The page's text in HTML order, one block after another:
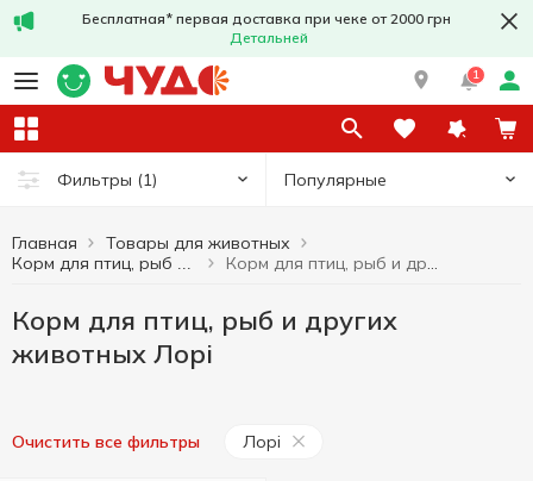
Бесплатная* первая доставка при чеке от 2000 грн
Детальней
1
Фильтры (1) Популярные
Главная Товары для животных
Корм для птиц, рыб и других животных Лорі
Корм для птиц, рыб и других
животных Лорі
Очистить все фильтры Лорі